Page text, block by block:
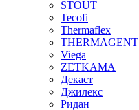
STOUT
Tecofi
Thermaflex
THERMAGENT
Viega
ZETKAMA
Декаст
Джилекс
Ридан